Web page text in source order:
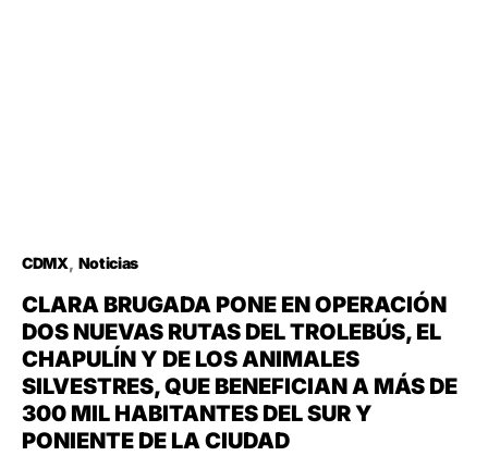
CDMX Noticias
CLARA BRUGADA PONE EN OPERACIÓN
DOS NUEVAS RUTAS DEL TROLEBÚS, EL
CHAPULÍN Y DE LOS ANIMALES
SILVESTRES, QUE BENEFICIAN A MÁS DE
300 MIL HABITANTES DEL SUR Y
PONIENTE DE LA CIUDAD